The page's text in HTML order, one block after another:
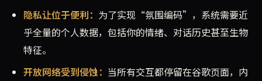
隐私让位于便利： 为了实现“氛围编码”，系统需要近
乎全量的个人数据，包括你的情绪、对话历史甚至生物
特征。
开放网络受到侵蚀： 当所有交互都停留在谷歌页面，内